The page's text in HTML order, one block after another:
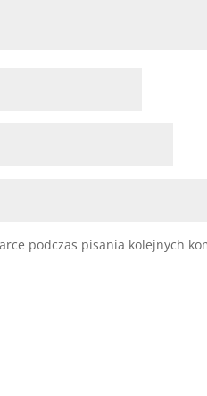
podczas pisania kolejnych